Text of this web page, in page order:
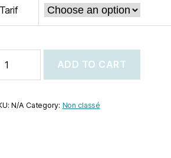
Tarif
ADD TO CART
N/A Category: Non classé